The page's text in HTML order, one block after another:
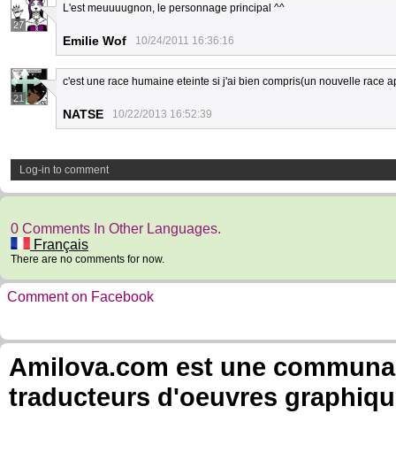
27
L'est meuuuugnon, le personnage principal ^^
Emilie Wof 10/24/2011 16:36:16
21
c'est une race humaine eteinte si j'ai bien compris(un nouvelle race
NATSE 10/22/2013 16:52:39
Log-in to comment
0 Comments In Other Languages.
Français
There are no comments for now.
Comment on Facebook
Amilova.com est une
traducteurs d'oeuvres